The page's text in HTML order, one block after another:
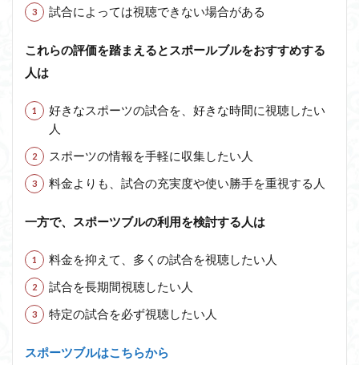
試合によっては視聴できない場合がある
これらの評価を踏まえるとスポールブルをおすすめする
人は
好きなスポーツの試合を、好きな時間に視聴したい
人
スポーツの情報を手軽に収集したい人
料金よりも、試合の充実度や使い勝手を重視する人
一方で、スポーツブルの利用を検討する人は
料金を抑えて、多くの試合を視聴したい人
試合を長期間視聴したい人
特定の試合を必ず視聴したい人
スポーツブルはこちらから